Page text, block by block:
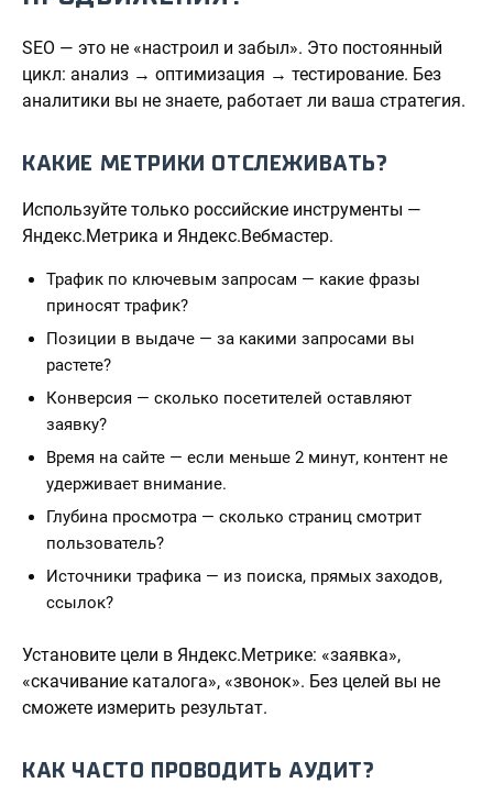
SEO — это не «настроил и забыл». Это постоянный
цикл: анализ → оптимизация → тестирование. Без
аналитики вы не знаете, работает ли ваша стратегия.
КАКИЕ МЕТРИКИ ОТСЛЕЖИВАТЬ?
Используйте только российские инструменты —
Яндекс.Метрика и Яндекс.Вебмастер.
Трафик по ключевым запросам — какие фразы
приносят трафик?
Позиции в выдаче — за какими запросами вы
растете?
Конверсия — сколько посетителей оставляют
заявку?
Время на сайте — если меньше 2 минут, контент не
удерживает внимание.
Глубина просмотра — сколько страниц смотрит
пользователь?
Источники трафика — из поиска, прямых заходов,
ссылок?
Установите цели в Яндекс.Метрике: «заявка»,
«скачивание каталога», «звонок». Без целей вы не
сможете измерить результат.
КАК ЧАСТО ПРОВОДИТЬ АУДИТ?